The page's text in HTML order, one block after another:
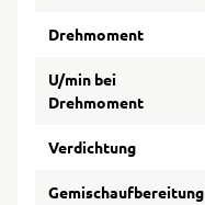
Drehmoment
U/min bei
Drehmoment
Verdichtung
Gemischaufbereitung